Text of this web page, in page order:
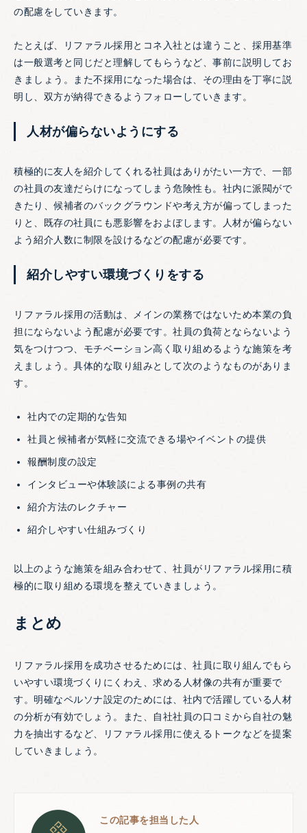
の配慮をしていきます。
たとえば、リファラル採用とコネ入社とは違うこと、採用基準
は一般選考と同じだと理解してもらうなど、事前に説明してお
きましょう。また不採用になった場合は、その理由を丁寧に説
明し、双方が納得できるようフォローしていきます。
人材が偏らないようにする
積極的に友人を紹介してくれる社員はありがたい一方で、一部
の社員の友達だらけになってしまう危険性も。社内に派閥がで
きたり、候補者のバックグラウンドや考え方が偏ってしまった
りと、既存の社員にも悪影響をおよぼします。人材が偏らない
よう紹介人数に制限を設けるなどの配慮が必要です。
紹介しやすい環境づくりをする
リファラル採用の活動は、メインの業務ではないため本業の負
担にならないよう配慮が必要です。社員の負荷とならないよう
気をつけつつ、モチベーション高く取り組めるような施策を考
えましょう。具体的な取り組みとして次のようなものがありま
す。
社内での定期的な告知
社員と候補者が気軽に交流できる場やイベントの提供
報酬制度の設定
インタビューや体験談による事例の共有
紹介方法のレクチャー
紹介しやすい仕組みづくり
以上のような施策を組み合わせて、社員がリファラル採用に積
極的に取り組める環境を整えていきましょう。
まとめ
リファラル採用を成功させるためには、社員に取り組んでもら
いやすい環境づくりにくわえ、求める人材像の共有が重要で
す。明確なペルソナ設定のためには、社内で活躍している人材
の分析が有効でしょう。また、自社社員の口コミから自社の魅
力を抽出するなど、リファラル採用に使えるトークなどを提案
していきましょう。
この記事を担当した人